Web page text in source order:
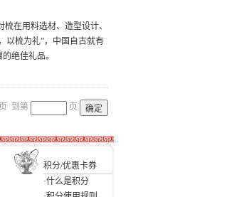
在用料选材、造型设计、
以梳为礼”，中国自古就有
绝佳礼品。
到第 页
积分/优惠卡券
·什么是积分